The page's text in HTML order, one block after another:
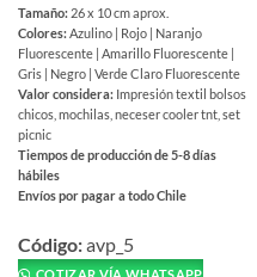
Tamaño: 26 x 10 cm aprox.
Colores:Azulino | Rojo | Naranjo
Fluorescente | Amarillo Fluorescente |
Gris | Negro | Verde Claro Fluorescente
Valor considera: Impresión textil bolsos
chicos, mochilas, neceser cooler tnt, set
picnic
Tiempos de producción de 5-8 días
hábiles
Envíos por pagar a todo Chile
producto
tiene
Código:avp_5
COTIZAR VÍA WHATSAPP